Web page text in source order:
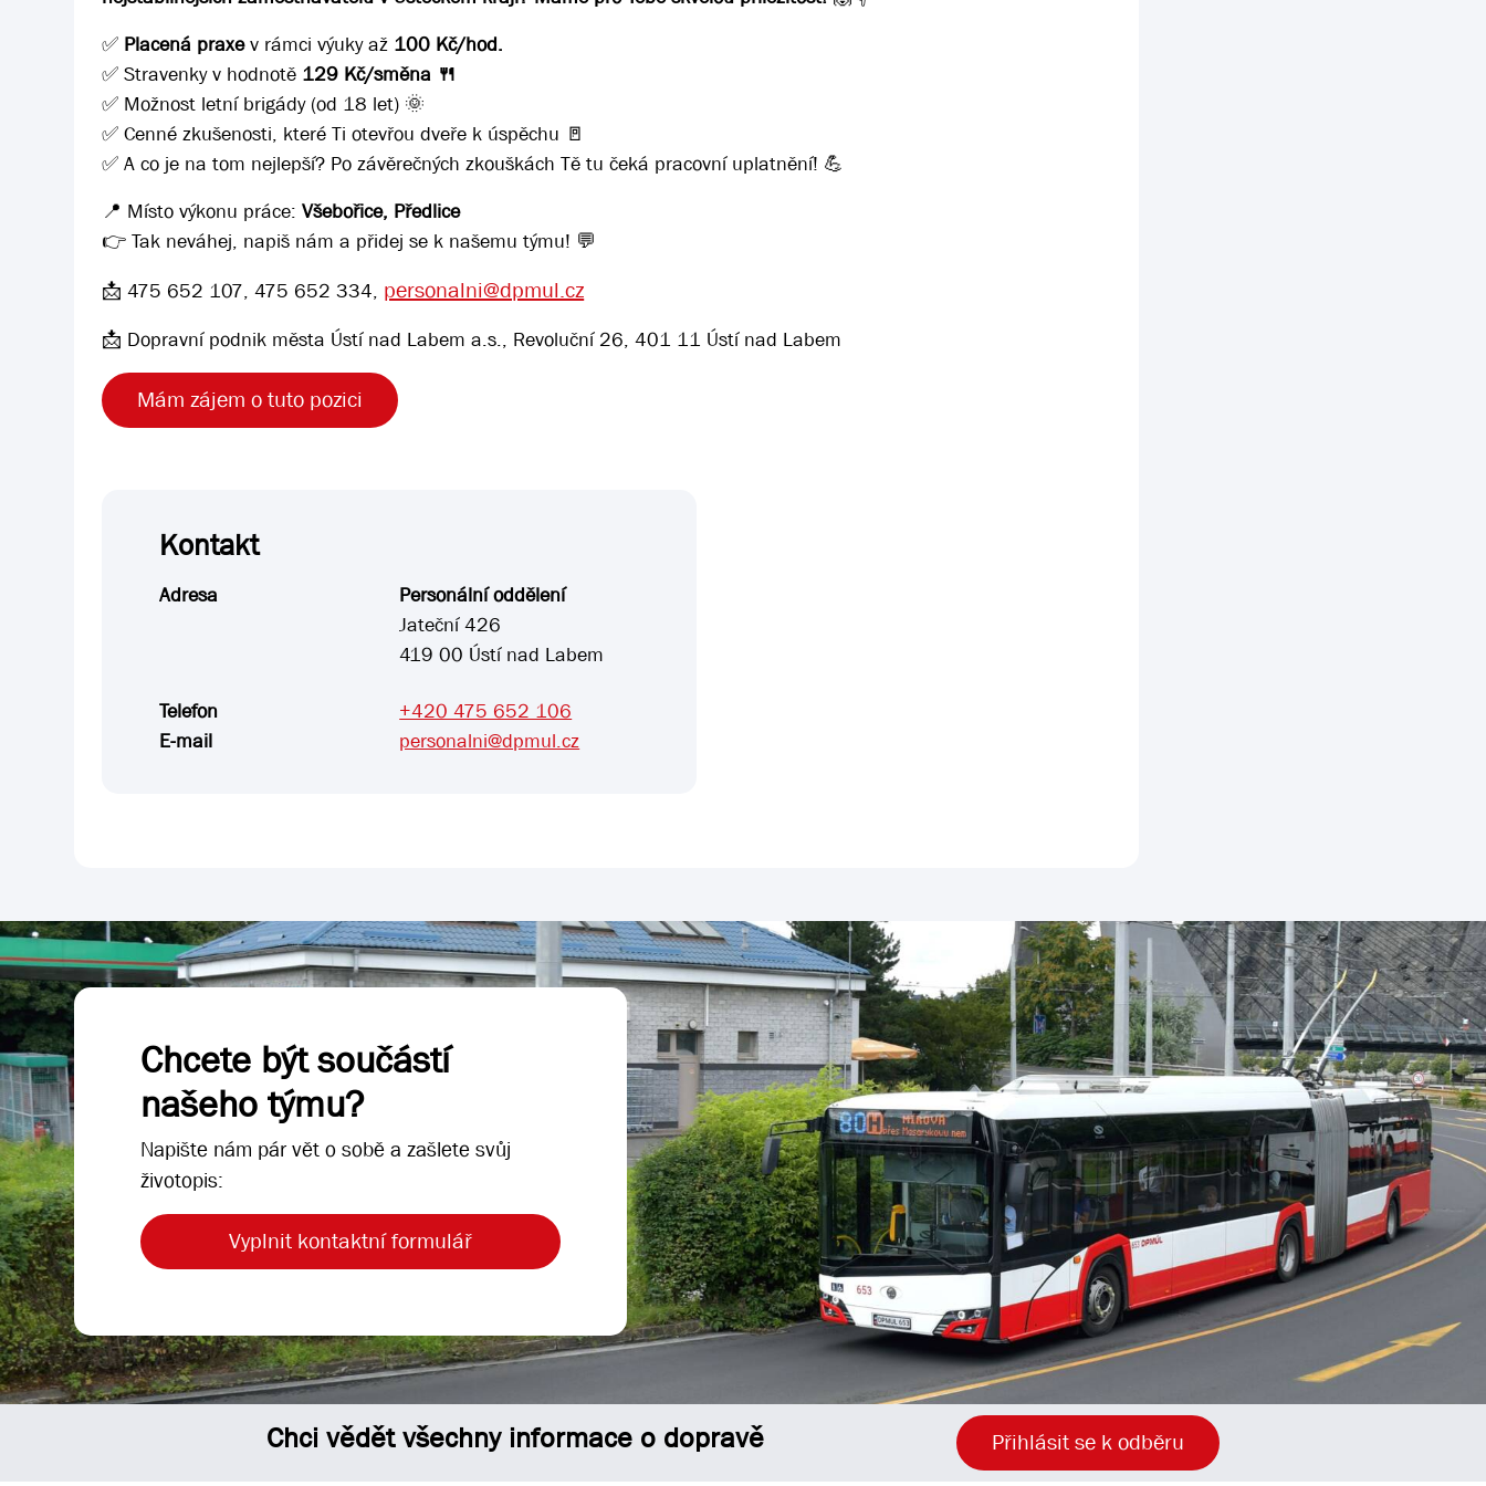
✅ Placená praxev rámci výuky až 100 Kč/hod.
✅ Stravenky v hodnotě 129 Kč/směna 🍴
✅ Možnost letní brigády (od 18 let) 🌞
✅ Cenné zkušenosti, které Ti otevřou dveře k úspěchu 🚪
✅ A co je na tom nejlepší? Po závěrečných zkouškách Tě tu čeká pracovní uplatnění! 💪
📍 Místo výkonu práce:Všebořice, Předlice
👉 Tak neváhej, napiš nám a přidej se k našemu týmu! 💬
📩 475 652 107, 475 652 334, personalni@dpmul.cz
📩 Dopravní podnik města Ústí nad Labem a.s., Revoluční 26, 401 11 Ústí nad Labem
Mám zájem o tuto pozici
Kontakt
Adresa
Personální oddělení
Jateční 426
419 00 Ústí nad Labem
Telefon
+420 475 652 106
E-mail
personalni@dpmul.cz
Chcete být součástí
našeho týmu?
Napište nám pár vět o sobě a zašlete svůj
životopis:
Vyplnit kontaktní formulář
Chci vědět všechny informace o dopravě Přihlásit se k odběru